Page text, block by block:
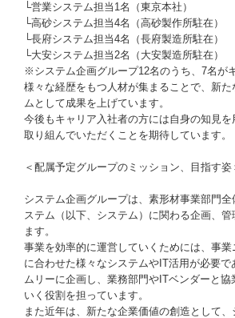
└営業システム担当1名（東京本社）
└高砂システム担当4名（高砂製作所駐在）
└長府システム担当4名（長府製造所駐在）
└大安システム担当2名（大安製造所駐在）
※システム企画グループ12名のうち、7名が
様々な経歴をもつ人材が集まることで、新
ムとして成果を上げています。
今後もキャリア入社者の方には自身の知見
取り組んでいただくことを期待しています。
＜配属予定グループのミッション、目指す姿
システム企画グループは、素形材事業部門
ステム（以下、システム）に関わる企画、
ます。
事業を効率的に運営していくためには、事
に合わせた様々なシステムやIT活用が必要で
ムリーに企画し、業務部門やITベンダーと協
いく役割を担っています。
また近年は、新たな企業価値の創造として